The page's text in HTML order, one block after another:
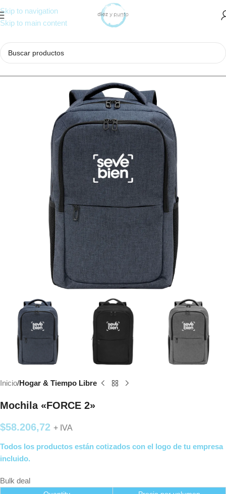
Skip to navigation
Skip to main content
Inicio Hogar & Tiempo Libre
Mochila «FORCE 2»
$58.206,72 + IVA
Todos los productos están cotizados con el logo de tu empresa
incluido.
Bulk deal